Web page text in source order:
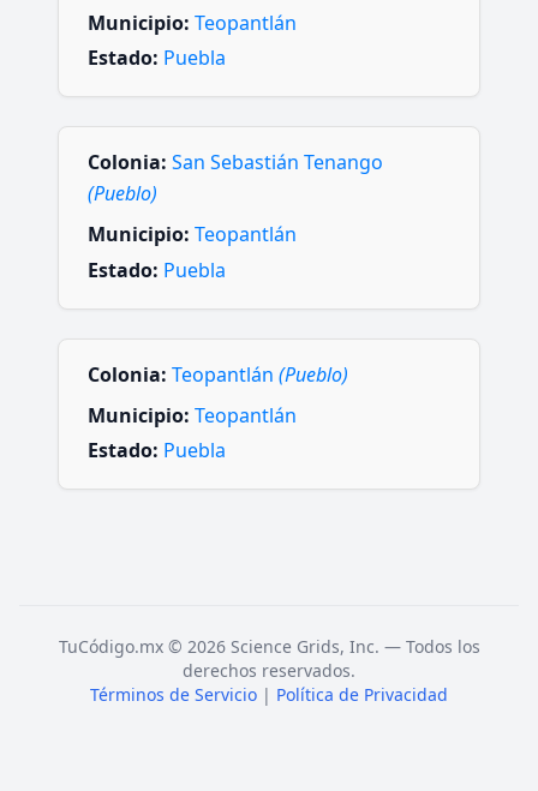
Municipio: Teopantlán
Estado: Puebla
Colonia: San Sebastián Tenango
(Pueblo)
Municipio: Teopantlán
Estado: Puebla
Colonia: Teopantlán (Pueblo)
Municipio: Teopantlán
Estado: Puebla
TuCódigo.mx © 2026 Science Grids, Inc. — Todos los
derechos reservados.
Términos de Servicio | Política de Privacidad